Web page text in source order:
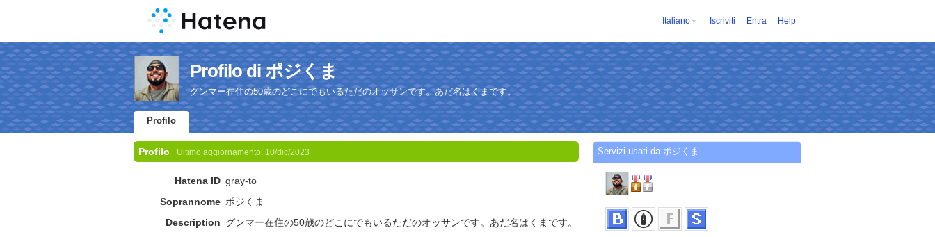
Italiano Iscriviti Entra Help
Profilo di ポジくま
グンマー在住の50歳のどこにでもいるただのオッサンです。あだ名はくまです。
Profilo
Profilo Ultimo aggiornamento: 10/dic/2023
Hatena ID gray-to
Soprannome ポジくま
Description グンマー在住の50歳のどこにでもいるただのオッサンです。あだ名はくまです。
Servizi usati da ポジくま